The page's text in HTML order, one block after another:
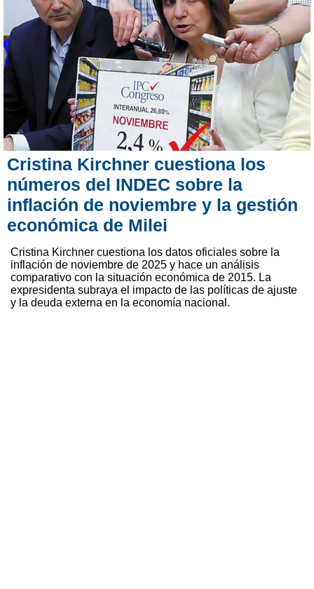
Cristina Kirchner cuestiona los
números del INDEC sobre la
inflación de noviembre y la gestión
económica de Milei
Cristina Kirchner cuestiona los datos oficiales sobre la
inflación de noviembre de 2025 y hace un análisis
comparativo con la situación económica de 2015. La
expresidenta subraya el impacto de las políticas de ajuste
y la deuda externa en la economía nacional.